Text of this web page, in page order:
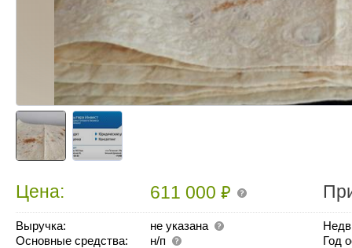
Цена: 611 000₽
Выручка:
не указана
Основные средства:
н/п
Год